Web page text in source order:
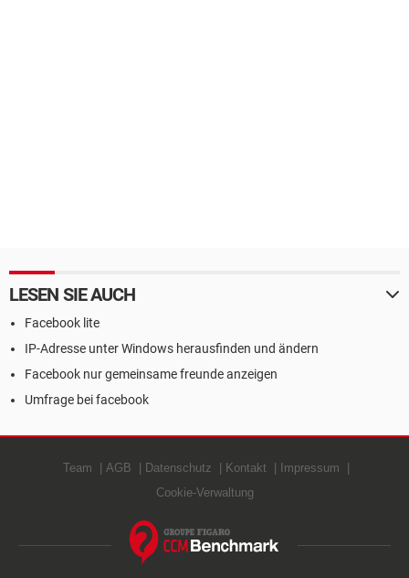
LESEN SIE AUCH
Facebook lite
IP-Adresse unter Windows herausfinden und ändern
Facebook nur gemeinsame freunde anzeigen
Umfrage bei facebook
Team AGB Datenschutz Kontakt
Impressum
Cookie-Verwaltung